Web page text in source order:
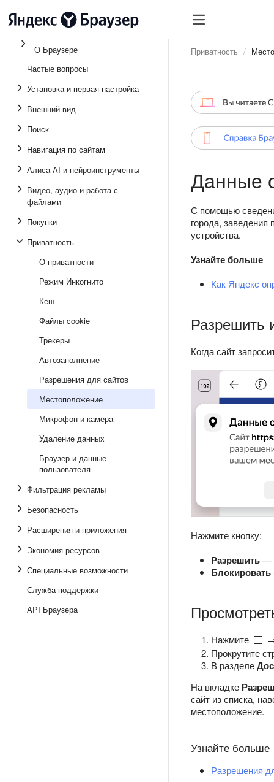
О Браузере
Частые вопросы
Установка и первая настройка
Внешний вид
Поиск
Навигация по сайтам
Алиса AI и нейроинструменты
Видео, аудио и работа с
файлами
Покупки
Приватность
О приватности
Режим Инкогнито
Кеш
Файлы cookie
Трекеры
Автозаполнение
Разрешения для сайтов
Местоположение
Микрофон и камера
Удаление данных
Браузер и данные
пользователя
Фильтрация рекламы
Безопасность
Расширения и приложения
Экономия ресурсов
Специальные возможности
Служба поддержки
API Браузера
Приватность
Данные
С помощью
города,
устройства.
Узнайте больше
Как Яндекс
Разрешить
Когда сайт
Нажмите кнопку:
Разрешить—
Блокировать
Нажмите
Прокрутите
В разделе
На вкладке
сайт из списка,
местоположение.
Узнайте больше
Разрешения